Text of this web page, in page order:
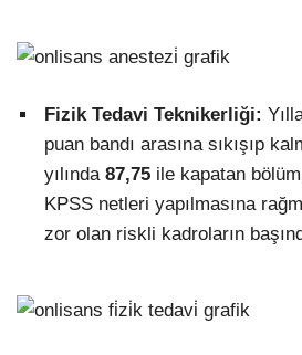
Fizik Tedavi Teknikerliği:
puan bandı arasına sıkışıp
yılında 87,75 ile kapatan
KPSS netleri yapılmasına
zor olan riskli kadroların